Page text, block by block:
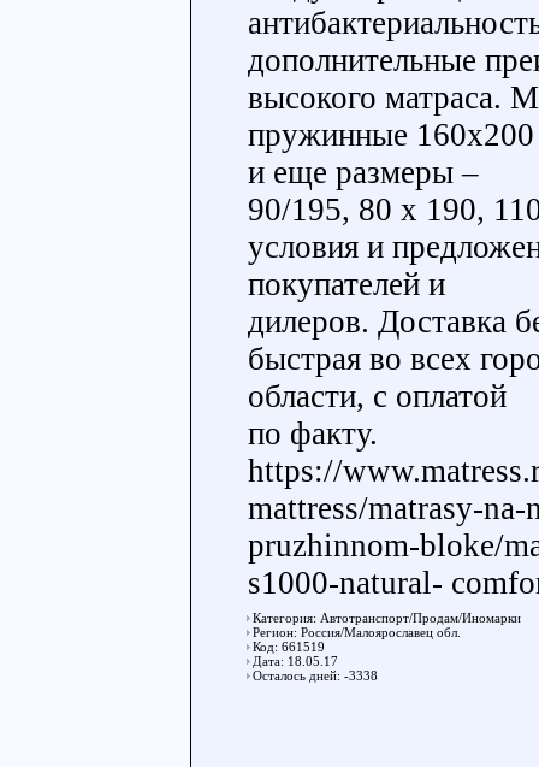
дополнительные
высокого матраса.
пружинные 160х200
и еще размеры –
90/195, 80 х 190,
условия и
покупателей и
дилеров. Доставка
быстрая во всех
области, с оплатой
по факту.
https://
mattress/matrasy-
pruzhinnom-bloke/
s1000-natural-
Категория: Автотранспорт/Продам/Иномарки
Регион: Россия/Малоярославец обл.
Код: 661519
Дата: 18.05.17
Осталось дней: -3338